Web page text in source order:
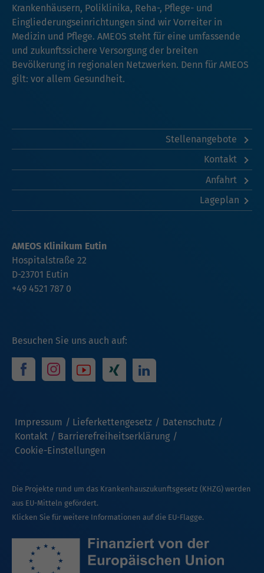
Krankenhäusern, Poliklinika, Reha-, Pflege- und
Eingliederungseinrichtungen sind wir Vorreiter in
Medizin und Pflege. AMEOS steht für eine umfassende
und zukunftssichere Versorgung der breiten
Bevölkerung in regionalen Netzwerken. Denn für AMEOS
gilt: vor allem Gesundheit.
Stellenangebote
Kontakt
Anfahrt
Lageplan
Besuchen Sie uns auch auf:
Impressum Lieferkettengesetz
Datenschutz
Kontakt
Barrierefreiheitserklärung
Cookie-Einstellungen
AMEOS Klinikum Eutin
Hospitalstraße 22
D-23701 Eutin
+49 4521 787 0
Die Projekte rund um das Krankenhauszukunftsgesetz (KHZG) werden
aus EU-Mitteln gefördert.
Klicken Sie für weitere Informationen auf die EU-Flagge.